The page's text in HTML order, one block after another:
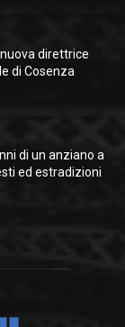
direttrice
di Cosenza
di un anziano a
ed estradizioni